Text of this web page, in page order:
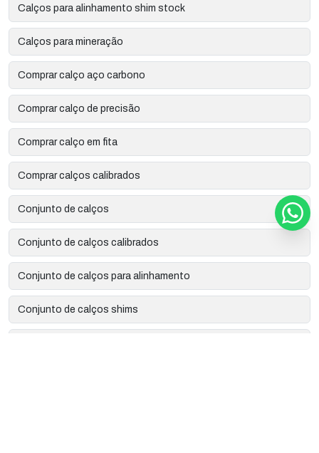
Calços para alinhamento shim stock
Calços para mineração
Comprar calço aço carbono
Comprar calço de precisão
Comprar calço em fita
Comprar calços calibrados
Conjunto de calços
Conjunto de calços calibrados
Conjunto de calços para alinhamento
Conjunto de calços shims